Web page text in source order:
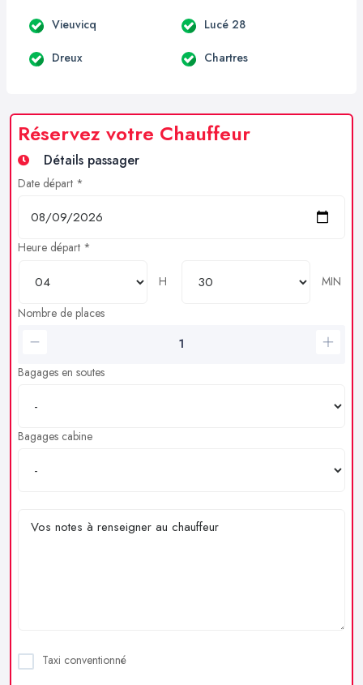
Vieuvicq Lucé 28
Dreux Chartres
Réservez votre Chauffeur
Détails passager
Date départ *
Heure départ *
H
MIN
Nombre de places
Bagages en soutes
Bagages cabine
Taxi conventionné